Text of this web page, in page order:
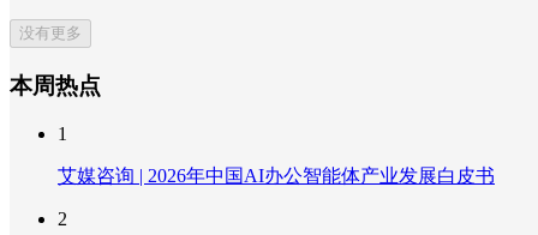
没有更多
本周热点
1
艾媒咨询 | 2026年中国AI办公智能体产业发展白皮书
2